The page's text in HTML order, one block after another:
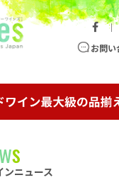
ニュージーランドワイン
｜
お問い
ws
ンニュース